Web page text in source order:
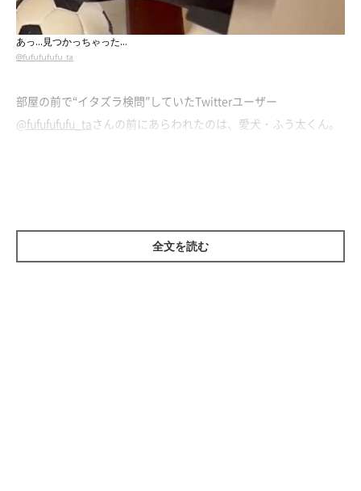
あっ…見つかっちゃった…
@fufufufufu_ta
部屋の前で“イタズラ検問”していたTwitterユーザー
@fufufufufu_taさんの前にあらわれたのは、愛犬・ふう太くん。
全文を読む